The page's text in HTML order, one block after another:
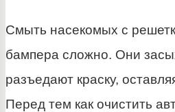
Смыть насекомых с
бампера сложно. Они
разъедают краску,
Перед тем как очистить